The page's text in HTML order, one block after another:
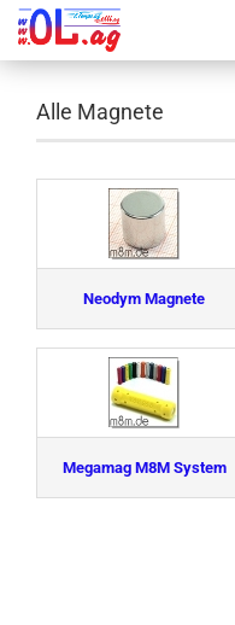
Alle Magnete
Neodym Magnete
Megamag M8M System